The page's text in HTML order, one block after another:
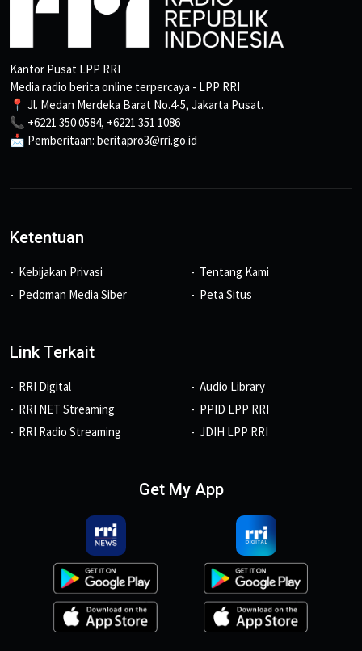
Kantor Pusat LPP RRI
Media radio berita online terpercaya - LPP RRI
📍 Jl. Medan Merdeka Barat No.4-5, Jakarta Pusat.
📞 +6221 350 0584, +6221 351 1086
📩 Pemberitaan: beritapro3@rri.go.id
Ketentuan
Kebijakan Privasi
Pedoman Media Siber
Tentang Kami
Peta Situs
Link Terkait
RRI Digital
RRI NET Streaming
RRI Radio Streaming
Audio Library
PPID LPP RRI
JDIH LPP RRI
Get My App